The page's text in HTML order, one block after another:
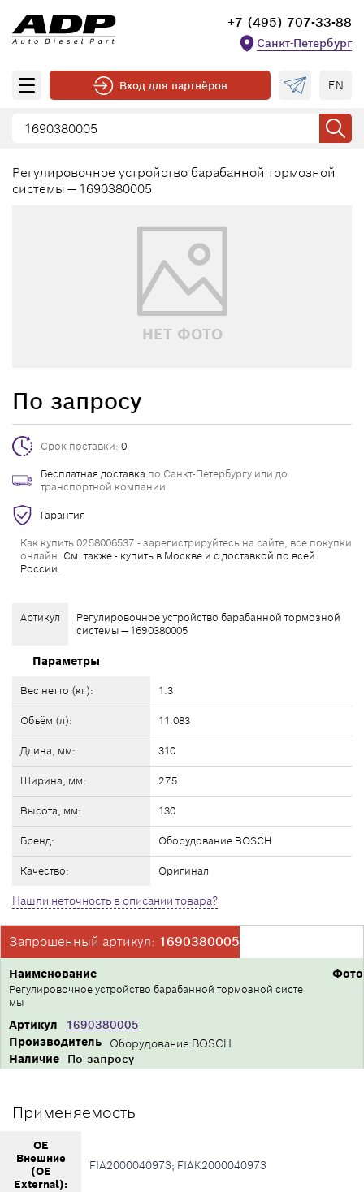
+7 (495) 707-33-88
Санкт-Петербург
Вход для партнёров EN
Регулировочное устройство барабанной тормозной
системы — 1690380005
НЕТ ФОТО
Артикул
Регулировочное устройство барабанной тормозной
системы — 1690380005
Параметры
Вес нетто (кг): 1.3
Объём (л): 11.083
Длина, мм: 310
Ширина, мм: 275
Высота, мм: 130
Бренд: Оборудование BOSCH
Качество: Оригинал
Нашли неточность в описании товара?
По запросу
Срок поставки: 0
Бесплатная доставка по Санкт-Петербургу или до
транспортной компании
Гарантия
Как купить 0258006537 - зарегистрируйтесь на сайте, все покупки
онлайн. См. также - купить в Москве и с доставкой по всей
России.
Запрошенный артикул: 1690380005
Фото
Производитель Оборудование BOSCH
Артикул 1690380005
Наименование
Регулировочное устройство барабанной тормозной систе
мы
Наличие По запросу
Применяемость
OE
Внешние
(OE
External):
FIA2000040973; FIAK2000040973